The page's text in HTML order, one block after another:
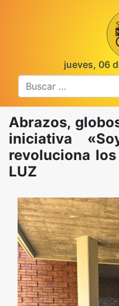
jueves, 06
Abrazos,
iniciativa
revoluciona
LUZ